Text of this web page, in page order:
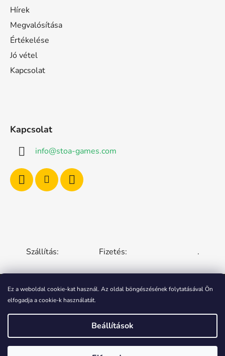
Ez a weboldal cookie-kat használ. Az oldal böngészésének folytatásával Ön
elfogadja a cookie-k használatát.
Beállítások
Hírek
Megvalósítása
Értékelése
Jó vétel
Kapcsolat
Kapcsolat
info@stoa-games.com
Szállítás: Fizetés: .
CZECH REPUBLIC
ROMANIA
POLAND EUROPEAN UNION
Shoptet készítette